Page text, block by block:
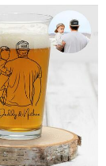
メールの到着が遅
場合は、今後お送
別のメールアド
因③メールアド
住所を記載した
さい。
6 日間となりま
ております。お
存されません。
処理されます。
イアンスに則
客様に安心かつ
、個人情報を厳
ポリシー
までご